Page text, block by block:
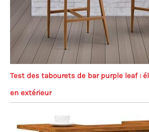
Test des tabourets de bar purple leaf :
en extérieur